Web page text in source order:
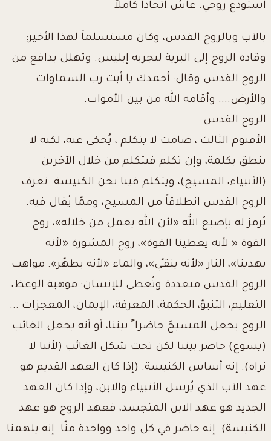
استودع روحي. عاش اتحاداً كاملاً
بالآب وبالروح القدس، وكان مستسلماً لهذا الأخير:
وقاده الروح إلى البرية ليجربه إبليس. وتهلل بدافع من
الروح القدس وقال: أحمدك يا أبت رب السماوات
والأرض.... وأقامه الله من بين الأموات.
الروح القدس
الأقنوم الثالث ، صامت لا يتكلم ، يُحكى عنه، لكنه لا
ينطق بكلمة، وإن تكلم فيتكلم من خلال الآخرين
(الأنبياء، المسيح)، ويتكلم فينا نحن الكنيسة. نعرف
الروح القدس انطلاقاً من المسيح، وممّا يُقال فيه.
يُرمز له بإصبع الله «لأن الله يعمل من خلاله»، روح
القوة « لأنه يعطينا القوة»، روح المشورة «لأنه
يهدينا»، النار «لأنه ينقـّي»، والماء «لأنه يطهّر». مواهب
الروح القدس متعددة وتُعطى للإنسان: موهبة الوعظ،
التعليم، التنبؤ، الحكمة، المعرفة، الإيمان، المعجزات ...
الروح يجعل المسيحَ حاضرا ً بيننا، أو أنه يجعل الغائب
(يسوع) حاضر بيننا لكن تحت شكل الغائب (لأننا لا
نراه). إنه أساس الكنيسة. (إذا كان العهد القديم هو
عهد الآب الذي يُرسل الأنبياء والابن، وإذا كان العهد
الجديد هو عهد الابن المتجسد، فعهد الروح هو عهد
الكنيسة). إنه حاضر في كل واحد وواحدة منّا. إنه يلهمنا